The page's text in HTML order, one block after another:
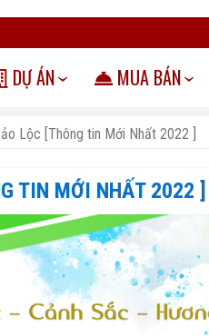
DỰ ÁN MUA BÁN
Lộc [Thông tin Mới Nhất 2022 ]
TIN MỚI NHẤT 2022 ]